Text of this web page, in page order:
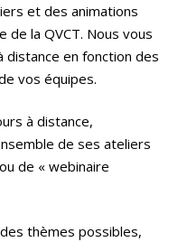
et des animations
de la QVCT. Nous vous
en fonction des
vos équipes.
à distance,
de ses ateliers
de « webinaire
thèmes possibles,